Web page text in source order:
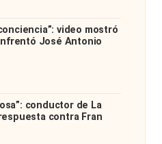
video mostró
José Antonio
conductor de La
contra Fran